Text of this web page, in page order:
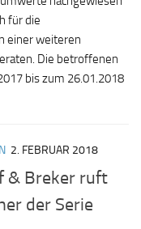
für die
einer weiteren
Die betroffenen
bis zum 26.01.2018
2. FEBRUAR 2018
& Breker ruft
der Serie